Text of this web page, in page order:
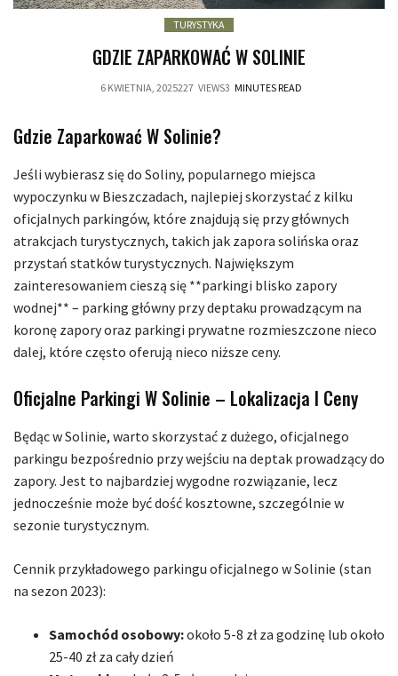
TURYSTYKA
GDZIE ZAPARKOWAĆ W SOLINIE
6 KWIETNIA, 2025227 VIEWS3 MINUTES READ
Gdzie Zaparkować W Solinie?
Jeśli wybierasz się do Soliny, popularnego miejsca
wypoczynku w Bieszczadach, najlepiej skorzystać z kilku
oficjalnych parkingów, które znajdują się przy głównych
atrakcjach turystycznych, takich jak zapora solińska oraz
przystań statków turystycznych. Największym
zainteresowaniem cieszą się **parkingi blisko zapory
wodnej** – parking główny przy deptaku prowadzącym na
koronę zapory oraz parkingi prywatne rozmieszczone nieco
dalej, które często oferują nieco niższe ceny.
Oficjalne Parkingi W Solinie – Lokalizacja I Ceny
Będąc w Solinie, warto skorzystać z dużego, oficjalnego
parkingu bezpośrednio przy wejściu na deptak prowadzący do
zapory. Jest to najbardziej wygodne rozwiązanie, lecz
jednocześnie może być dość kosztowne, szczególnie w
sezonie turystycznym.
Cennik przykładowego parkingu oficjalnego w Solinie (stan
na sezon 2023):
Samochód osobowy:około 5-8 zł za godzinę lub około
25-40 zł za cały dzień